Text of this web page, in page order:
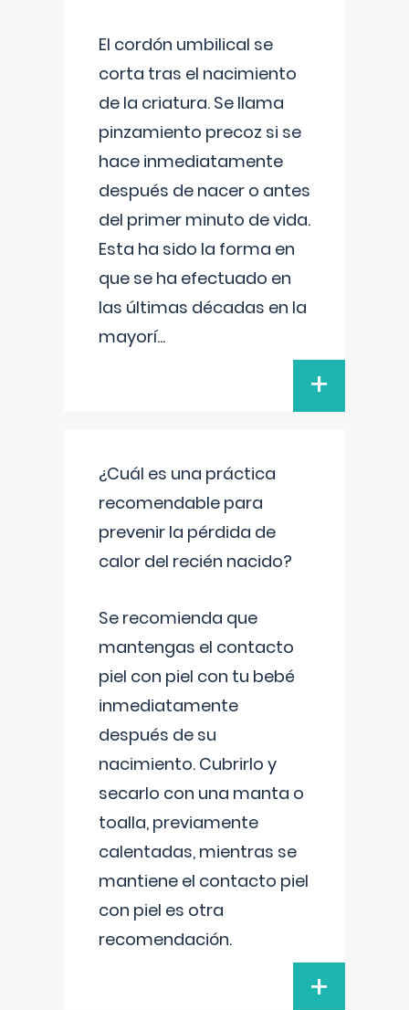
El cordón umbilical se
corta tras el nacimiento
de la criatura. Se llama
pinzamiento precoz si se
hace inmediatamente
después de nacer o antes
del primer minuto de vida.
Esta ha sido la forma en
que se ha efectuado en
las últimas décadas en la
mayorí...
+
¿Cuál es una práctica
recomendable para
prevenir la pérdida de
calor del recién nacido?
Se recomienda que
mantengas el contacto
piel con piel con tu bebé
inmediatamente
después de su
nacimiento. Cubrirlo y
secarlo con una manta o
toalla, previamente
calentadas, mientras se
mantiene el contacto piel
con piel es otra
recomendación.
+